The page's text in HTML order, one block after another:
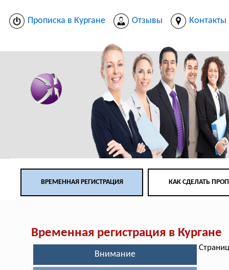
Прописка в Кургане Отзывы Контакты
ВРЕМЕННАЯ РЕГИСТРАЦИЯ КАК СДЕЛАТЬ
Временная регистрация в Кургане
Внимание